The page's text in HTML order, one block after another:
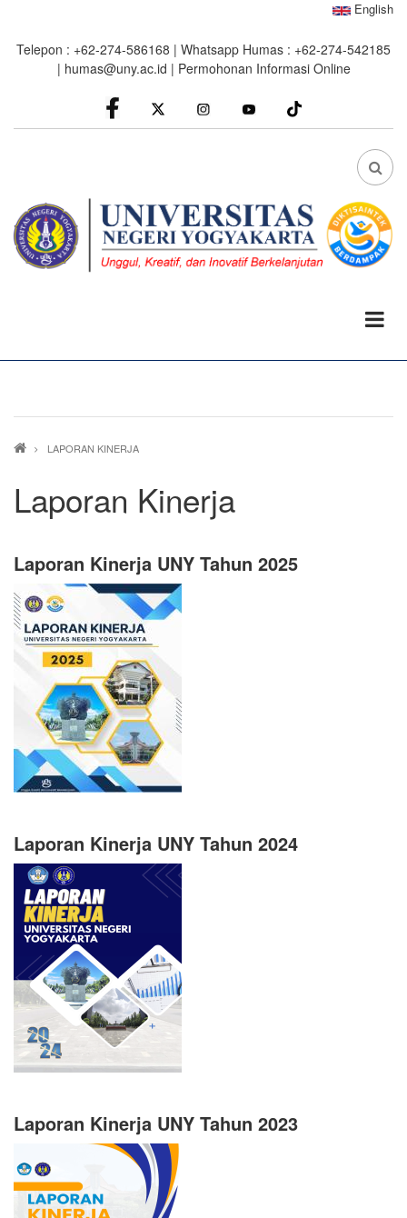
main
English
Telepon : +62-274-586168 | Whatsapp Humas : +62-274-542185
| humas@uny.ac.id | Permohonan Informasi Online
facebook
Instagram youtube
FA
Breadcrumb
LAPORAN KINERJA
Laporan Kinerja
Laporan Kinerja UNY Tahun 2025
Laporan Kinerja UNY Tahun 2024
Laporan Kinerja UNY Tahun 2023